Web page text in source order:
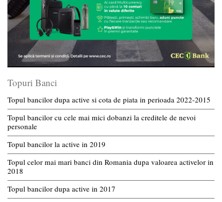
Topuri Banci
Topul bancilor dupa active si cota de piata in perioada 2022-2015
Topul bancilor cu cele mai mici dobanzi la creditele de nevoi
personale
Topul bancilor la active in 2019
Topul celor mai mari banci din Romania dupa valoarea activelor in
2018
Topul bancilor dupa active in 2017